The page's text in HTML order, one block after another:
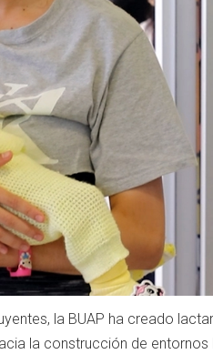
la BUAP ha creado
la construcción de